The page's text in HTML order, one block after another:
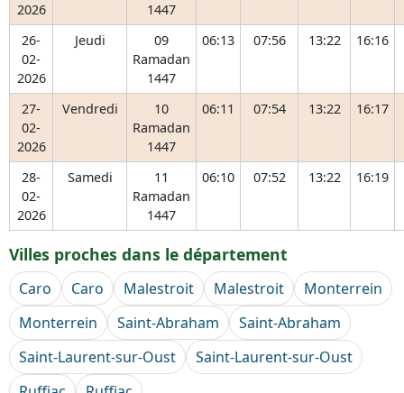
2026
1447
26-
02-
2026
Jeudi
09
Ramadan
1447
06:13 07:56 13:22 16:16
27-
02-
2026
Vendredi
10
Ramadan
1447
06:11 07:54 13:22 16:17
28-
02-
2026
Samedi
11
Ramadan
1447
06:10 07:52 13:22 16:19
Villes proches dans le département
Caro Caro Malestroit Malestroit
Monterrein
Monterrein
Saint-Abraham
Saint-Abraham
Saint-Laurent-sur-Oust
Saint-Laurent-sur-Oust